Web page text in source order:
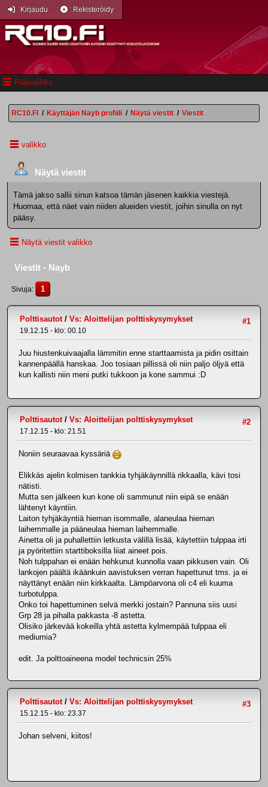
Päävalikko
Kirjaudu Rekisteröidy
RC10.FI / Käyttäjän Nayb profiili / Näytä viestit / Viestit
valikko
Näytä viestit
Tämä jakso sallii sinun katsoa tämän jäsenen kaikkia viestejä.
Huomaa, että näet vain niiden alueiden viestit, joihin sinulla on nyt
pääsy.
Näytä viestit valikko
Viestit - Nayb
Sivuja 1
#1
Polttisautot/ Vs: Aloittelijan polttiskysymykset
19.12.15 - klo: 00.10
Juu hiustenkuivaajalla lämmitin enne starttaamista ja pidin osittain
kannenpäällä hanskaa. Joo tosiaan pillissä oli niin paljo öljyä että
kun kallisti niin meni putki tukkoon ja kone sammui :D
#2
Polttisautot/ Vs: Aloittelijan polttiskysymykset
17.12.15 - klo: 21.51
Noniin seuraavaa kyssäriä
Elikkäs ajelin kolmisen tankkia tyhjäkäynnillä rikkaalla, kävi tosi
nätisti.
Mutta sen jälkeen kun kone oli sammunut niin eipä se enään
lähtenyt käyntiin.
Laiton tyhjäkäyntiä hieman isommalle, alaneulaa hieman
laihemmalle ja pääneulaa hieman laihemmalle.
Ainetta oli ja puhallettiin letkusta välillä lisää, käytettiin tulppaa irti
ja pyöritettiin starttiboksilla liiat aineet pois.
Noh tulppahan ei enään hehkunut kunnolla vaan pikkusen vain. Oli
lankojen päältä ikäänkuin aavistuksen verran hapettunut tms. ja ei
näyttänyt enään niin kirkkaalta. Lämpöarvona oli c4 eli kuuma
turbotulppa.
Onko toi hapettuminen selvä merkki jostain? Pannuna siis uusi
Grp 28 ja pihalla pakkasta -8 astetta.
Olisiko järkevää kokeilla yhtä astetta kylmempää tulppaa eli
mediumia?
edit. Ja polttoaineena model technicsin 25%
#3
Polttisautot/ Vs: Aloittelijan polttiskysymykset
15.12.15 - klo: 23.37
Johan selveni, kiitos!